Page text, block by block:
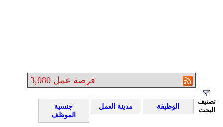
3,080 فرصة عمل
تصنيف
البحث
الوظيفة مدينة العمل
جنسية
الموظف